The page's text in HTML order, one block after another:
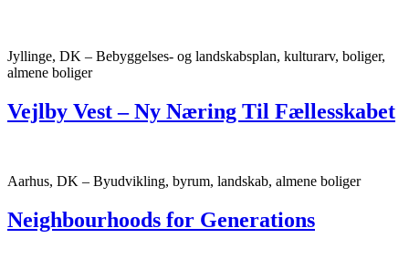
Jyllinge, DK – Bebyggelses- og landskabsplan, kulturarv, boliger,
almene boliger
Vejlby Vest – Ny Næring Til Fællesskabet
Aarhus, DK – Byudvikling, byrum, landskab, almene boliger
Neighbourhoods for Generations